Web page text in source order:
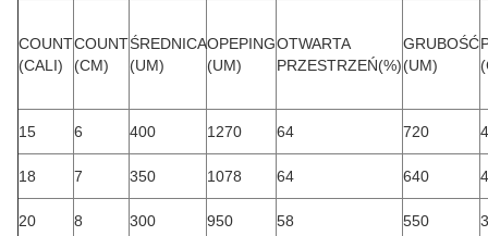
COUNT
(CALI)
COUNT
(CM)
ŚREDNICA
(UM)
OPEPING
(UM)
OTWARTA
PRZESTRZEŃ(%)
GRUBOŚĆ
(UM)
15 6 400 1270 64 720
18 7 350 1078 64 640
20 8 300 950 58 550